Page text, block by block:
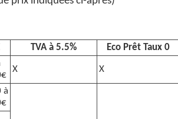
TVA à 5.5% Eco Prêt Taux 0
X X
à